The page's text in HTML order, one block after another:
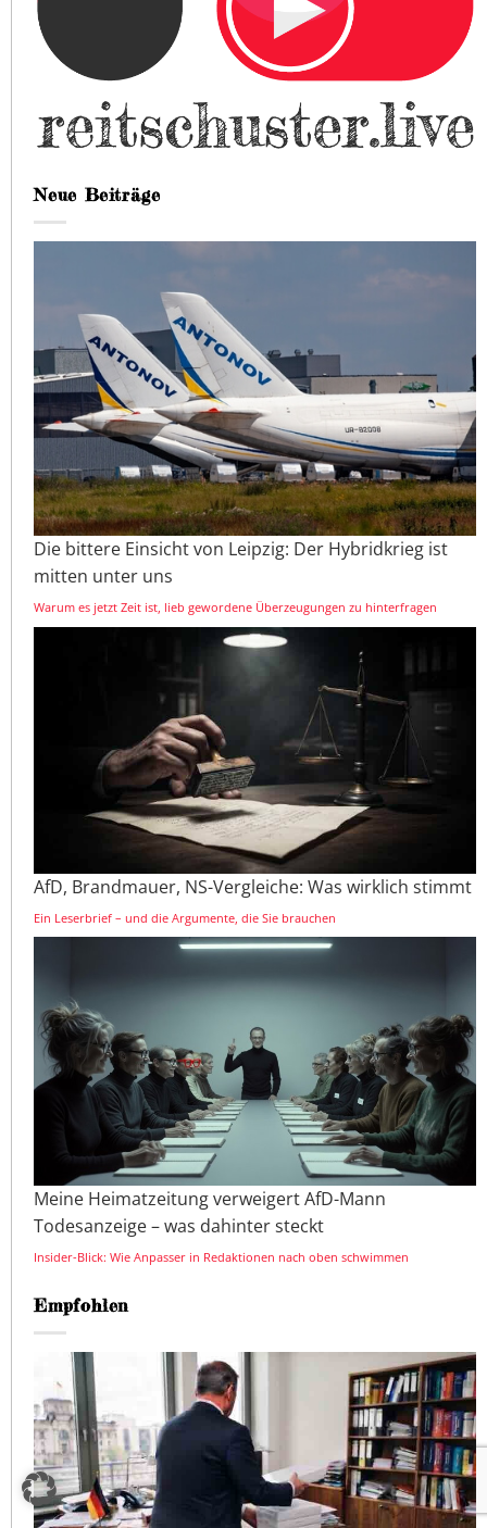
Neue Beiträge
Die bittere Einsicht von Leipzig: Der Hybridkrieg ist
mitten unter uns
Warum es jetzt Zeit ist, lieb gewordene Überzeugungen zu hinterfragen
AfD, Brandmauer, NS-Vergleiche: Was wirklich stimmt
Ein Leserbrief – und die Argumente, die Sie brauchen
Meine Heimatzeitung verweigert AfD-Mann
Todesanzeige – was dahinter steckt
Insider-Blick: Wie Anpasser in Redaktionen nach oben schwimmen
Empfohlen